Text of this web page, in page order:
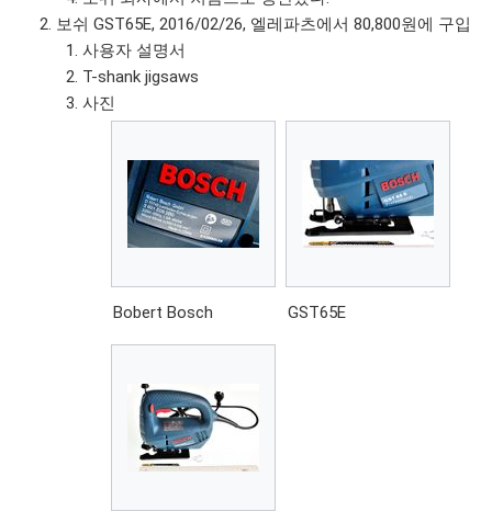
보쉬 GST65E, 2016/02/26, 엘레파츠에서 80,800원에 구입
사용자 설명서
T-shank jigsaws
사진
Bobert Bosch GST65E